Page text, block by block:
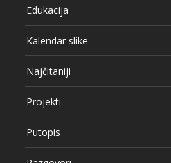
Edukacija
Kalendar slike
Najčitaniji
Projekti
Putopis